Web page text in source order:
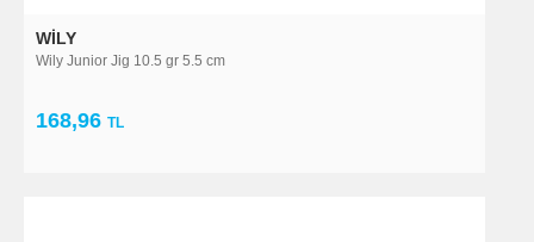
WILY
Wily Junior Jig 10.5 gr 5.5 cm
168,96 TL